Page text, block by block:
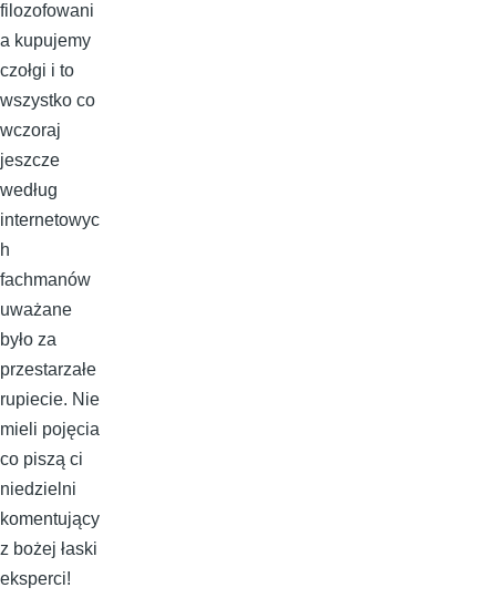
filozofowani
a kupujemy
czołgi i to
wszystko co
wczoraj
jeszcze
według
internetowyc
h
fachmanów
uważane
było za
przestarzałe
rupiecie. Nie
mieli pojęcia
co piszą ci
niedzielni
komentujący
z bożej łaski
eksperci!